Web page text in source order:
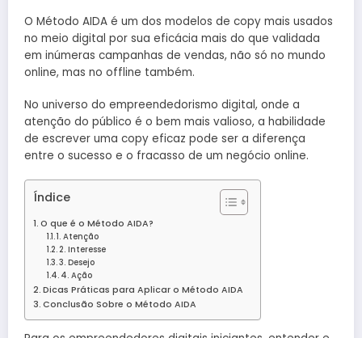
O Método AIDA é um dos modelos de copy mais usados
no meio digital por sua eficácia mais do que validada
em inúmeras campanhas de vendas, não só no mundo
online, mas no offline também.
No universo do empreendedorismo digital, onde a
atenção do público é o bem mais valioso, a habilidade
de escrever uma copy eficaz pode ser a diferença
entre o sucesso e o fracasso de um negócio online.
Índice
O que é o Método AIDA?
1. Atenção
2. Interesse
3. Desejo
4. Ação
Dicas Práticas para Aplicar o Método AIDA
Conclusão Sobre o Método AIDA